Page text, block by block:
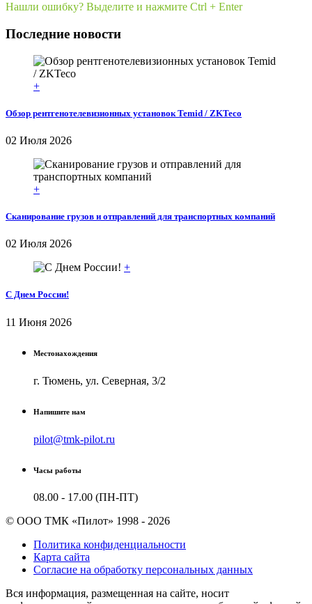
Нашли ошибку? Выделите и нажмите Ctrl + Enter
Последние новости
+
Обзор рентгенотелевизионных установок Temid / ZKTeco
02 Июля 2026
+
Сканирование грузов и отправлений для транспортных компаний
02 Июля 2026
+
С Днем России!
11 Июня 2026
Местонахождения
г. Тюмень, ул. Северная, 3/2
Напишите нам
pilot@tmk-pilot.ru
Часы работы
08.00 - 17.00 (ПН-ПТ)
© ООО ТМК «Пилот» 1998 - 2026
Политика конфиденциальности
Карта сайта
Согласие на обработку персональных данных
Вся информация, размещенная на сайте, носит